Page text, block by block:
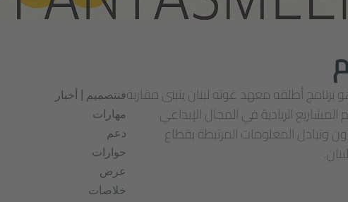
أطلقه معهد غوته لبنان يتبنى مقاربة
الريادية في المجال الإبداعي
وتبادل المعلومات المرتبطة بقطاع
فنتصميم | أخبار
مهارات
دعم
حوارات
عرض
خلاصات